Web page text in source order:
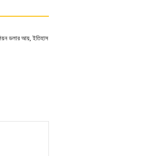
ডলার আয়, ইতিহাস